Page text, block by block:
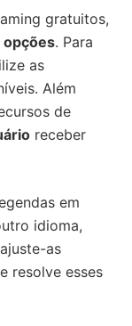
gratuitos,
opções. Para
as
Além
de
receber
em
idioma,
as
resolve esses